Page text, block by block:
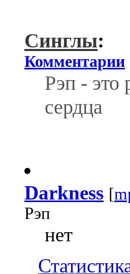
Синглы:
Комментарии
Рэп - это
сердца
Darkness [
Рэп
нет